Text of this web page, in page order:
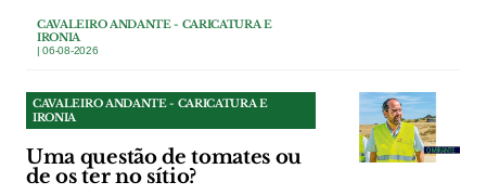
CAVALEIRO ANDANTE - CARICATURA E
IRONIA
| 06-08-2026
CAVALEIRO ANDANTE - CARICATURA E
IRONIA
Uma questão de tomates ou
de os ter no sítio?